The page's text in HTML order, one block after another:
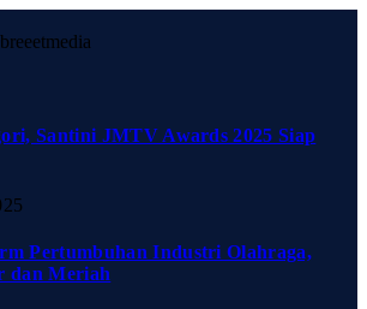
Santini JMTV Awards 2025 Siap
Pertumbuhan Industri Olahraga,
dan Meriah